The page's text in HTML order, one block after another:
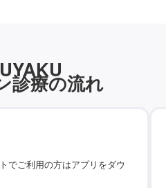
診療の流れ
でご利用の方はアプリをダウ